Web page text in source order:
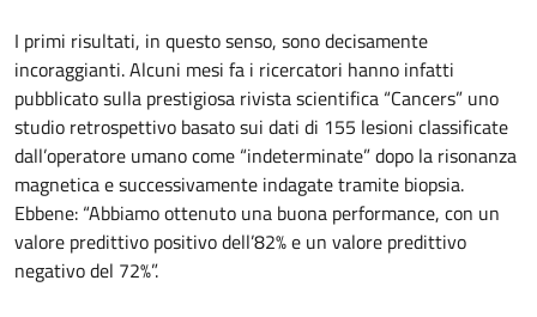
I primi risultati, in questo senso, sono decisamente
incoraggianti. Alcuni mesi fa i ricercatori hanno infatti
pubblicato sulla prestigiosa rivista scientifica “Cancers” uno
studio retrospettivo basato sui dati di 155 lesioni classificate
dall’operatore umano come “indeterminate” dopo la risonanza
magnetica e successivamente indagate tramite biopsia.
Ebbene: “Abbiamo ottenuto una buona performance, con un
valore predittivo positivo dell’82% e un valore predittivo
negativo del 72%”.